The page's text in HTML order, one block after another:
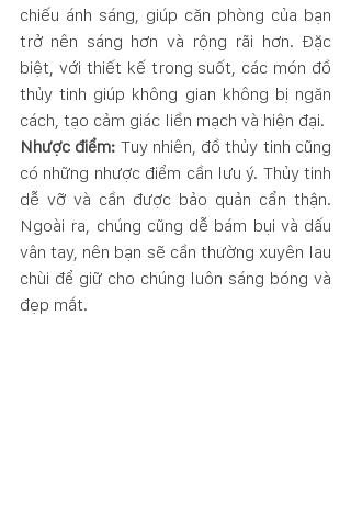
chiếu ánh sáng, giúp căn phòng của bạn
trở nên sáng hơn và rộng rãi hơn. Đặc
biệt, với thiết kế trong suốt, các món đồ
thủy tinh giúp không gian không bị ngăn
cách, tạo cảm giác liền mạch và hiện đại.
Nhược điểm: Tuy nhiên, đồ thủy tinh cũng
có những nhược điểm cần lưu ý. Thủy tinh
dễ vỡ và cần được bảo quản cẩn thận.
Ngoài ra, chúng cũng dễ bám bụi và dấu
vân tay, nên bạn sẽ cần thường xuyên lau
chùi để giữ cho chúng luôn sáng bóng và
đẹp mắt.